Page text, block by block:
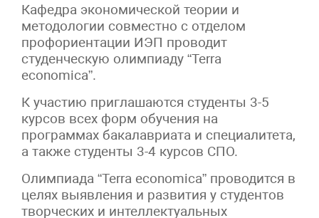
Кафедра экономической теории и
методологии совместно с отделом
профориентации ИЭП проводит
студенческую олимпиаду “Terra
economica”.
К участию приглашаются студенты 3-5
курсов всех форм обучения на
программах бакалавриата и специалитета,
а также студенты 3-4 курсов СПО.
Олимпиада “Terra economica” проводится в
целях выявления и развития у студентов
творческих и интеллектуальных